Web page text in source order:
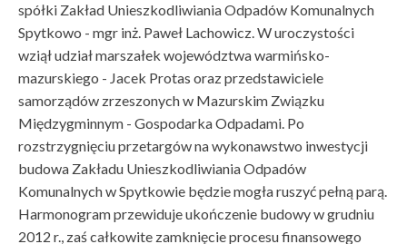
spółki Zakład Unieszkodliwiania Odpadów Komunalnych
Spytkowo - mgr inż. Paweł Lachowicz. W uroczystości
wziął udział marszałek województwa warmińsko-
mazurskiego - Jacek Protas oraz przedstawiciele
samorządów zrzeszonych w Mazurskim Związku
Międzygminnym - Gospodarka Odpadami. Po
rozstrzygnięciu przetargów na wykonawstwo inwestycji
budowa Zakładu Unieszkodliwiania Odpadów
Komunalnych w Spytkowie będzie mogła ruszyć pełną parą.
Harmonogram przewiduje ukończenie budowy w grudniu
2012 r., zaś całkowite zamknięcie procesu finansowego